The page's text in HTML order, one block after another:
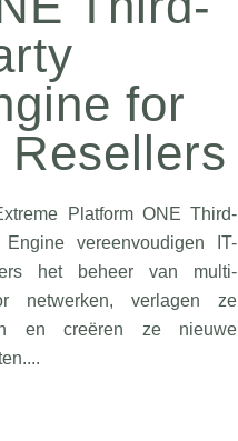
for
Resellers
Platform ONE Third-
Engine vereenvoudigen IT-
het beheer van multi-
netwerken, verlagen ze
en creëren ze nieuwe